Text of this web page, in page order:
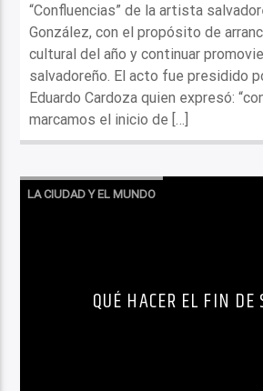
“Confluencias” de la artista
González, con el propósito de
cultural del año y continuar
salvadoreño. El acto fue presidido
Eduardo Cardoza quien expresó:
marcamos el inicio de […]
LA CIUDAD Y EL MUNDO
QUÉ HACER EL FIN